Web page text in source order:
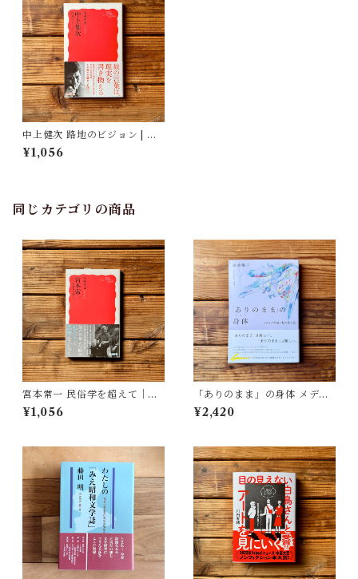
中上健次 路地のビジョン | 渡
邊 英理
¥1,056
同じカテゴリの商品
宮本常一 民俗学を超えて｜木
村 哲也
¥1,056
「ありのまま」の身体 メディ
アが描く私の見た目 | 藤嶋 陽
子(著)
¥2,420